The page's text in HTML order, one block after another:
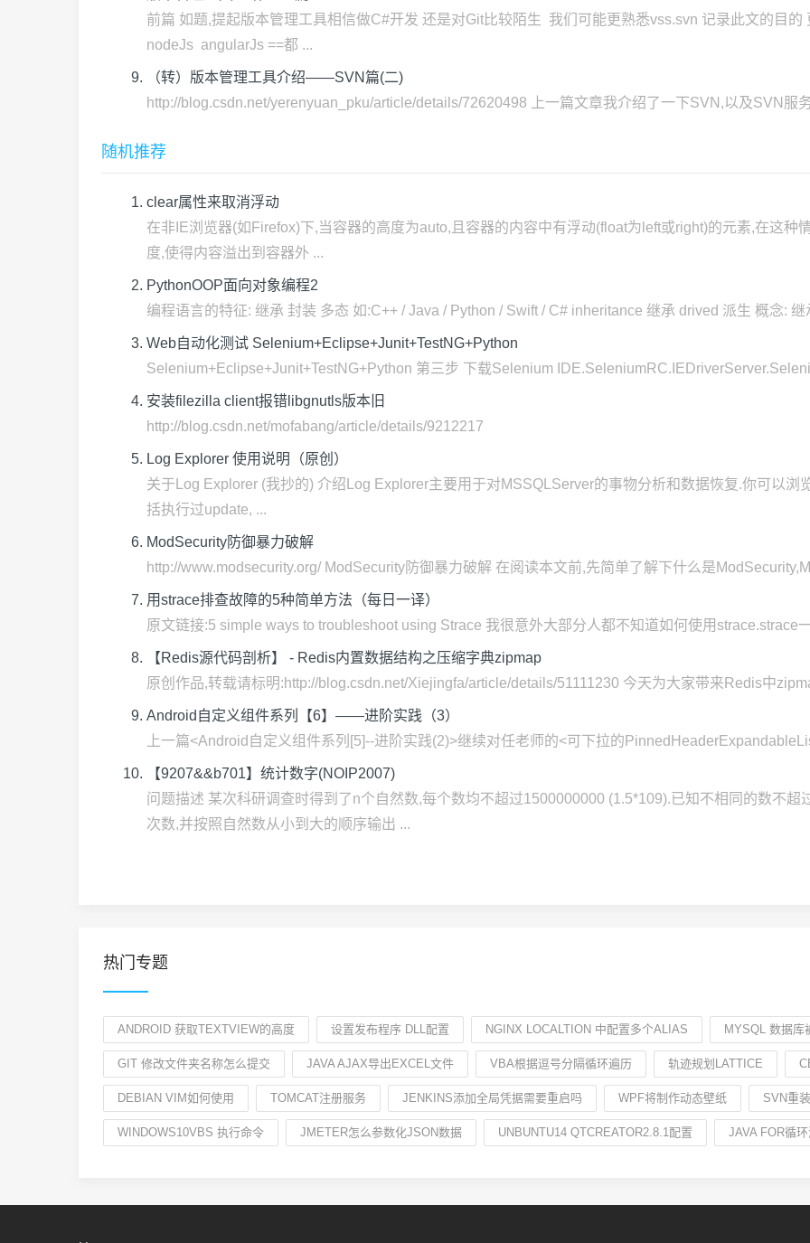
前篇 如题,提起版本管理工具相信做C#开发 还是对Git比较陌生 我们可能更熟悉vss.svn 记录此文的目
nodeJs angularJs ==都 ...
（转）版本管理工具介绍——SVN篇(二)
http://blog.csdn.net/yerenyuan_pku/article/details/72620498 上一篇文章我介绍了一下SVN,以及SVN服
随机推荐
clear属性来取消浮动
在非IE浏览器(如Firefox)下,当容器的高度为auto,且容器的内容中有浮动(float为left或right)的元素,在这种
度,使得内容溢出到容器外 ...
PythonOOP面向对象编程2
编程语言的特征: 继承 封装 多态 如:C++ / Java / Python / Swift / C# inheritance 继承 drived 派生 概念:
Web自动化测试 Selenium+Eclipse+Junit+TestNG+Python
Selenium+Eclipse+Junit+TestNG+Python 第三步 下载Selenium
安装filezilla client报错libgnutls版本旧
http://blog.csdn.net/mofabang/article/details/9212217
Log Explorer 使用说明（原创）
关于Log Explorer (我抄的) 介绍Log Explorer主要用于对MSSQLServer的事物分析和数据恢复.你可以浏
括执行过update, ...
ModSecurity防御暴力破解
http://www.modsecurity.org/ ModSecurity防御暴力破解 在阅读本文前,先简单了解下什么是
用strace排查故障的5种简单方法（每日一译）
原文链接:5 simple ways to troubleshoot using Strace 我很意外大部分人都不知道如何使用strace.strace
【Redis源代码剖析】 - Redis内置数据结构之压缩字典zipmap
原创作品,转载请标明:http://blog.csdn.net/Xiejingfa/article/details/51111230 今天为大家带来Redis中
Android自定义组件系列【6】——进阶实践（3）
上一篇<Android自定义组件系列[5]--进阶实践(2)>继续对任老师的<可下拉的
【9207&&b701】统计数字(NOIP2007)
问题描述 某次科研调查时得到了n个自然数,每个数均不超过1500000000 (1.5*109).已知不相同的数不
次数,并按照自然数从小到大的顺序输出 ...
热门专题
ANDROID 获取TEXTVIEW的高度 设置发布程序 DLL配置 NGINX LOCALTION 中配置多个ALIAS MYSQL 数据库
GIT 修改文件夹名称怎么提交 JAVA AJAX导出EXCEL文件 VBA根据逗号分隔循环遍历 轨迹规划LATTICE
DEBIAN VIM如何使用 TOMCAT注册服务 JENKINS添加全局凭据需要重启吗 WPF将制作动态壁纸 SVN重
WINDOWS10VBS 执行命令 JMETER怎么参数化JSON数据 UNBUNTU14 QTCREATOR2.8.1配置 JAVA FOR循